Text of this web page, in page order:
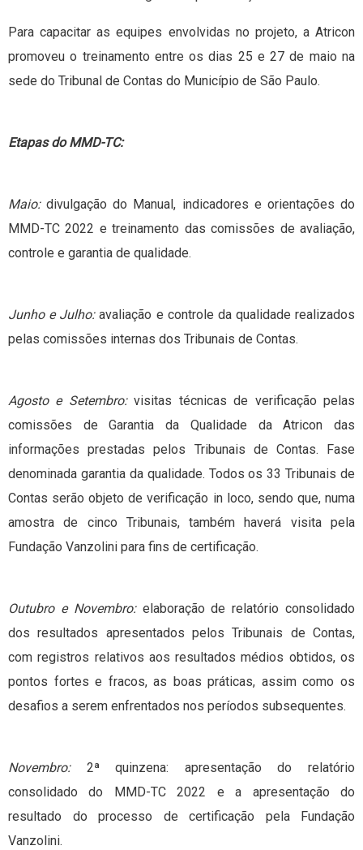
Para capacitar as equipes envolvidas no projeto, a Atricon
promoveu o treinamento entre os dias 25 e 27 de maio na
sede do Tribunal de Contas do Município de São Paulo.
Etapas do MMD-TC:
Maio:divulgação do Manual, indicadores e orientações do
MMD-TC 2022 e treinamento das comissões de avaliação,
controle e garantia de qualidade.
Junho e Julho:avaliação e controle da qualidade realizados
pelas comissões internas dos Tribunais de Contas.
Agosto e Setembro:visitas técnicas de verificação pelas
comissões de Garantia da Qualidade da Atricon das
informações prestadas pelos Tribunais de Contas. Fase
denominada garantia da qualidade. Todos os 33 Tribunais de
Contas serão objeto de verificação in loco, sendo que, numa
amostra de cinco Tribunais, também haverá visita pela
Fundação Vanzolini para fins de certificação.
Outubro e Novembro:elaboração de relatório consolidado
dos resultados apresentados pelos Tribunais de Contas,
com registros relativos aos resultados médios obtidos, os
pontos fortes e fracos, as boas práticas, assim como os
desafios a serem enfrentados nos períodos subsequentes.
Novembro:2ª quinzena: apresentação do relatório
consolidado do MMD-TC 2022 e a apresentação do
resultado do processo de certificação pela Fundação
Vanzolini.